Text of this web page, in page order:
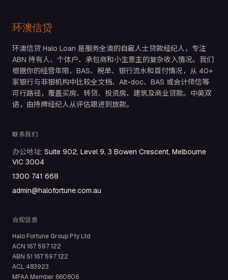
环澳信贷
环澳信贷 Halo Loan 是服务全澳的自雇人士贷款经纪人，专注
ABN 持有人、个体户、承包商和小生意主的复杂收入情况。我们
根据你的经营年限、BAS、税单、银行流水和首付情况，从 40+
家银行与非银机构中比较全文档、Alt-doc、BAS 或会计师信等
可行路径，覆盖买房、转贷、投资房、建筑及商业贷款。中英双
语，由持牌经纪人从评估跟进到放款。
联系我们
办公地址: Suite 902, Level 9, 3 Bowen Crescent, Melbourne
VIC 3004
1300 741 668
admin@halofortune.com.au
合规信息
Halo Fortune Group Pty Ltd
ACN 167 597 122
ABN 51 167 597 122
ACL 483923
MFAA Member 660806